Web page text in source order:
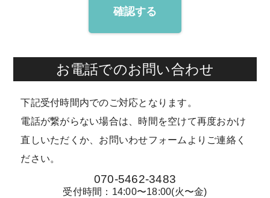
確認する
お電話でのお問い合わせ
下記受付時間内でのご対応となります。
電話が繋がらない場合は、時間を空けて再度おかけ
直しいただくか、お問いわせフォームよりご連絡く
ださい。
070-5462-3483
受付時間：14:00〜18:00(火〜金)